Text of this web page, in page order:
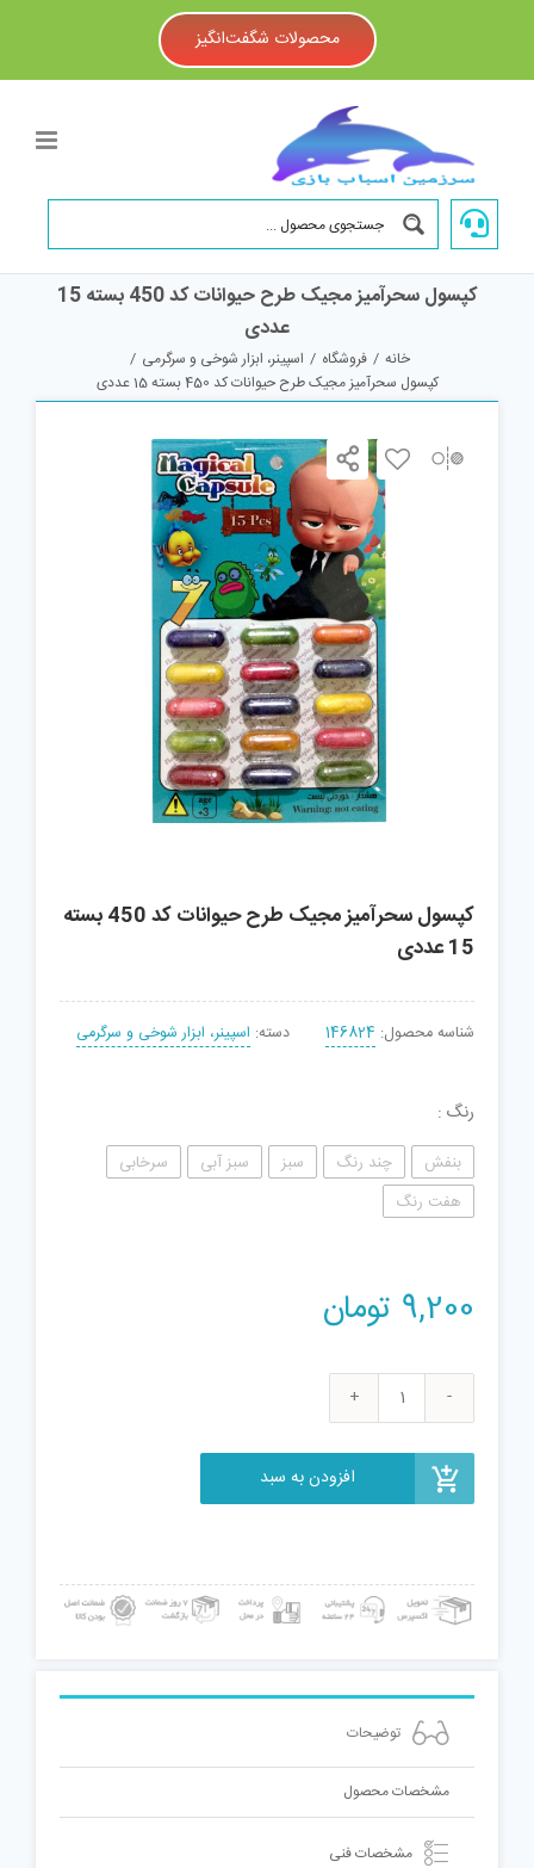
محصولات شگفت‌انگیز
کپسول سحرآمیز مجیک طرح حیوانات کد 450 بسته 15
عددی
خانه / فروشگاه / اسپینر، ابزار شوخی و سرگرمی /
کپسول سحرآمیز مجیک طرح حیوانات کد 450 بسته 15 عددی
کپسول سحرآمیز مجیک طرح حیوانات کد 450 بسته
15 عددی
شناسه محصول: 146824 دسته: اسپینر، ابزار شوخی و سرگرمی
رنگ
بنفش چند رنگ سبز سبز آبی
سرخابی
هفت رنگ
9,200 تومان
کپسول
بسته
15
افزودن به سبد
توضیحات
مشخصات محصول
مشخصات فنی